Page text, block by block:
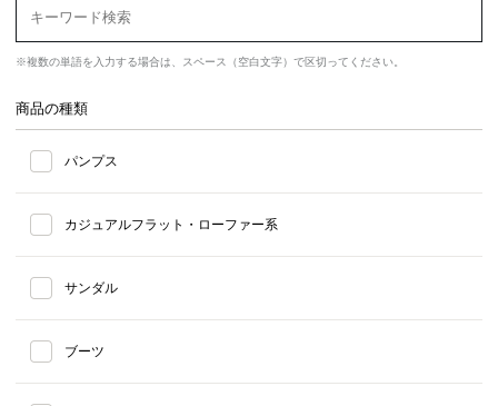
※複数の単語を入力する場合は、スペース（空白文字）で区切ってください。
商品の種類
パンプス
カジュアルフラット・ローファー系
サンダル
ブーツ